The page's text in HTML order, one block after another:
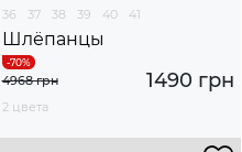
36 37 38 39 40 41
Шлёпанцы
1490 грн
4968 грн
2 цвета